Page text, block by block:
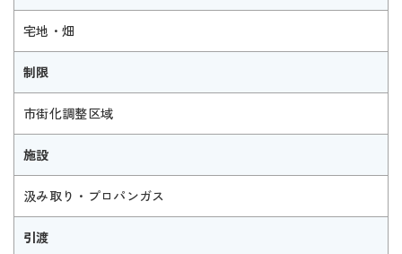
宅地・畑
制限
市街化調整区域
施設
汲み取り・プロパンガス
引渡